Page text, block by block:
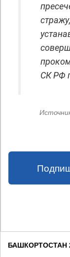
СК РФ
БАШКОРТОСТАН